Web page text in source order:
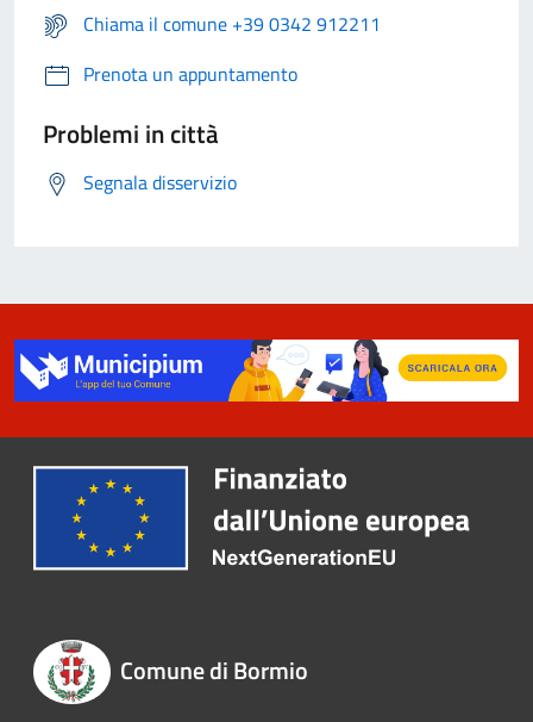
Chiama il comune +39 0342 912211
Prenota un appuntamento
Problemi in città
Segnala disservizio
Comune di Bormio